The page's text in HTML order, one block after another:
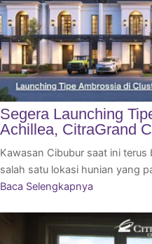
Segera Launching
Achillea, CitraGrand
Kawasan Cibubur saat ini
salah satu lokasi hunian yang
Baca Selengkapnya